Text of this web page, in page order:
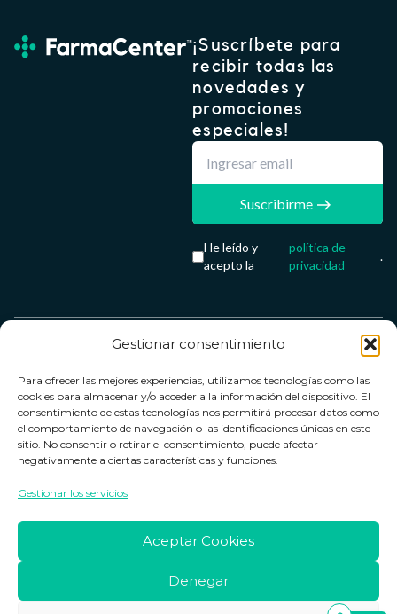
Gestionar consentimiento
Para ofrecer las mejores experiencias, utilizamos tecnologías como las
cookies para almacenar y/o acceder a la información del dispositivo. El
consentimiento de estas tecnologías nos permitirá procesar datos como
el comportamiento de navegación o las identificaciones únicas en este
sitio. No consentir o retirar el consentimiento, puede afectar
negativamente a ciertas características y funciones.
Gestionar los servicios
Aceptar Cookies
Denegar
¡Suscríbete para
recibir todas las
novedades y
promociones
especiales!
Suscribirme
He leído y
acepto la
política de
privacidad
.
Contacto
Contacto
Política de
devoluciones
Horario de
Lun. a Vie.:
18:00h
Términos y
condiciones
Política de
privacidad
cookies
Farmacenter
digital, S.L
B24836249
info@farmacenter.es
de pago